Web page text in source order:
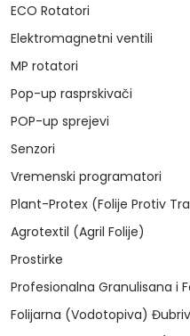
ECO Rotatori
Elektromagnetni ventili
MP rotatori
Pop-up rasprskivači
POP-up sprejevi
Senzori
Vremenski programatori
Plant-Protex (Folije Protiv
Agrotextil (Agril Folije)
Prostirke
Profesionalna Granulisana i
Folijarna (Vodotopiva)